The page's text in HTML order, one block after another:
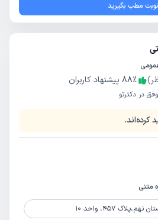
نوبت مطب بگیرید
88٪
پیشنهاد کاربران
در دکترتو
کرده‌اند.
متنی
457، واحد 10